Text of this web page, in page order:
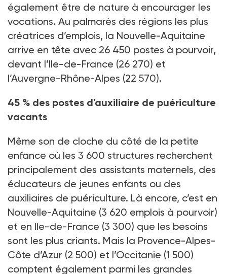
également être de nature à encourager les
vocations. Au palmarès des régions les plus
créatrices d’emplois, la Nouvelle-Aquitaine
arrive en tête avec 26 450 postes à pourvoir,
devant l’Ile-de-France (26 270) et
l’Auvergne-Rhône-Alpes (22 570).
45 % des postes d'auxiliaire de puériculture
vacants
Même son de cloche du côté de la petite
enfance où les 3 600 structures recherchent
principalement des assistants maternels, des
éducateurs de jeunes enfants ou des
auxiliaires de puériculture. Là encore, c’est en
Nouvelle-Aquitaine (3 620 emplois à pourvoir)
et en Ile-de-France (3 300) que les besoins
sont les plus criants. Mais la Provence-Alpes-
Côte d’Azur (2 500) et l’Occitanie (1 500)
comptent également parmi les grandes